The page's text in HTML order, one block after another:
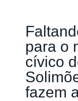
para o
cívico
fazem